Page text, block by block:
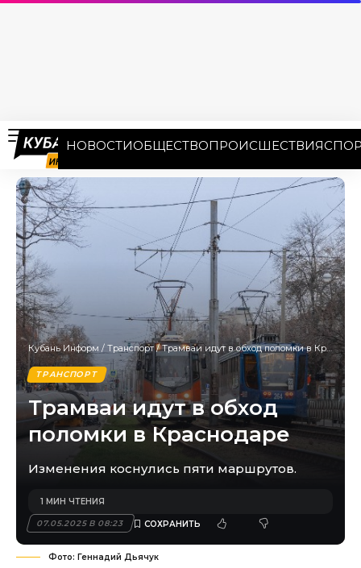
НОВОСТИОБЩЕСТВОПРОИСШЕСТВИЯ
Кубань Информ / Транспорт/Трамваи идут в обход поломки в Краснодаре
ТРАНСПОРТ
Трамваи идут в обход
поломки в Краснодаре
Изменения коснулись пяти маршрутов.
07.05.2025 В 08:23
1 МИН ЧТЕНИЯ
Фото: Геннадий Дьячук